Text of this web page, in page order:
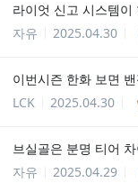
라이엇 신고 시스템
자유
2025.04.30
이번시즌 한화 보면
LCK
2025.04.30
브실골은 분명 티어
자유
2025.04.29